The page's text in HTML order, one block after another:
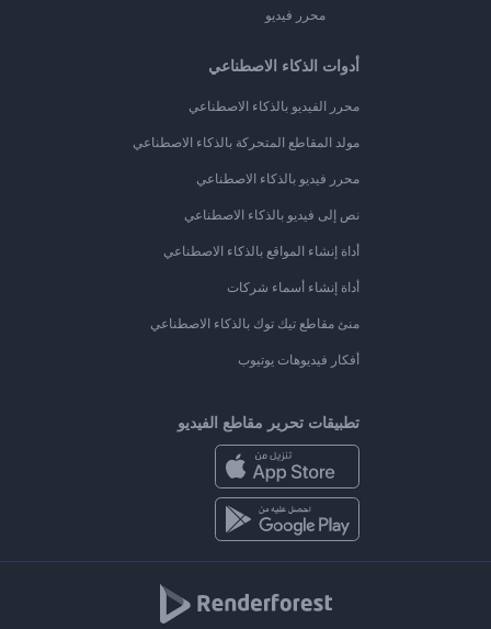
محرر فيديو
أدوات الذكاء الاصطناعي
محرر الفيديو بالذكاء الاصطناعي
مولد المقاطع المتحركة بالذكاء الاصطناعي
محرر فيديو بالذكاء الاصطناعي
نص إلى فيديو بالذكاء الاصطناعي
أداة إنشاء المواقع بالذكاء الاصطناعي
أداة إنشاء أسماء شركات
منئ مقاطع تيك توك بالذكاء الاصطناعي
أفكار فيديوهات يوتيوب
تطبيقات تحرير مقاطع الفيديو